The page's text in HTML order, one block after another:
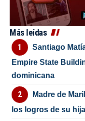
Más leídas
Santiago
Empire State
dominicana
Madre de
los logros de su hija